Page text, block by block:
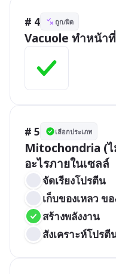
# 4 ถูก/ผิด
Vacuole ทำหน้าที่
# 5 เลือกประเภท
Mitochondria (
อะไรภายในเซลล์
จัดเรียงโปรตีน
เก็บของเหลว ข
สร้างพลังงาน
สังเคราะห์โปรตี